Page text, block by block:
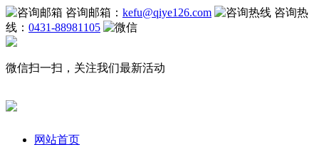
咨询邮箱： kefu@qiye126.com
咨询热
线： 0431-88981105
微信扫一扫，关注我们最新活动
网站首页